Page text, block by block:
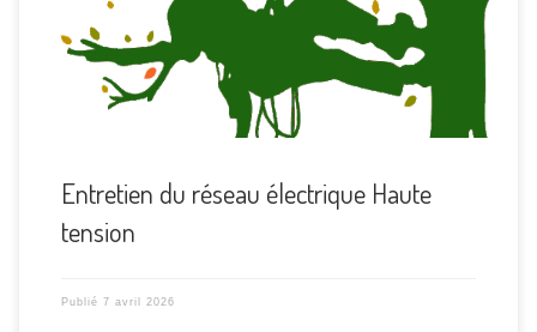
Entretien du réseau électrique Haute
tension
Publié 7 avril 2026